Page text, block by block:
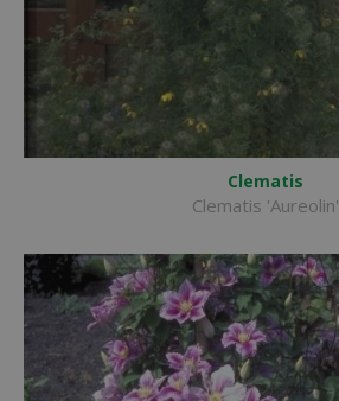
Clematis
Clematis 'Aureolin'